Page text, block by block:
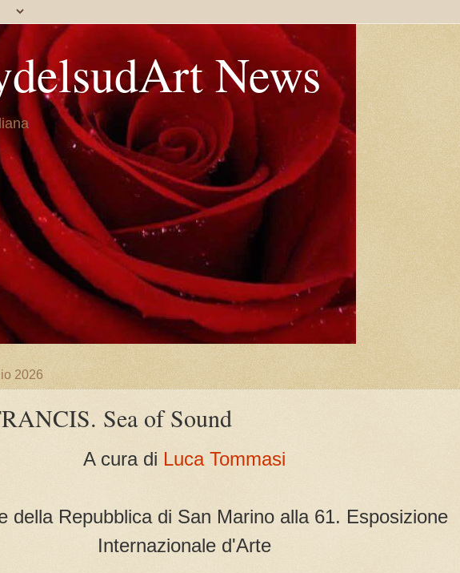
News
2026
Sea of Sound
A cura di Luca Tommasi
della Repubblica di San Marino alla 61. Esposizione
Internazionale d'Arte